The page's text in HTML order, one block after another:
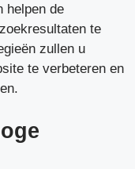
helpen de
te
zullen u
te verbeteren en